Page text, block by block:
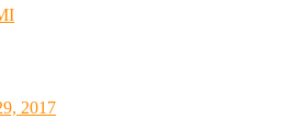
2017